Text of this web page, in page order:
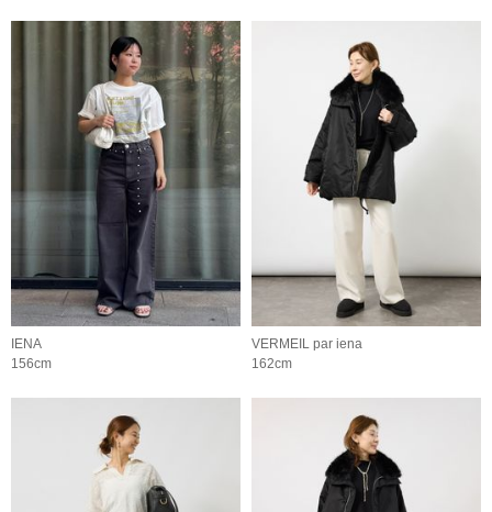
IENA
156cm
VERMEIL par iena
162cm